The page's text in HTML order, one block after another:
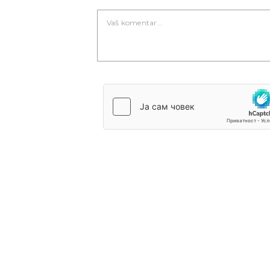
Novi Sad
Vedro nebo
25°C Min temp:23
°C